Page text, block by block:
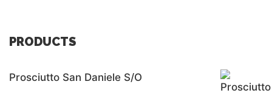
PRODUCTS
Prosciutto San Daniele S/o